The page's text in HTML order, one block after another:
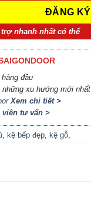
nhanh nhất có thể
đầu
xu hướng mới nhất
Xem chi tiết >
viên tư vấn >
, kệ bếp đẹp, kệ gỗ,